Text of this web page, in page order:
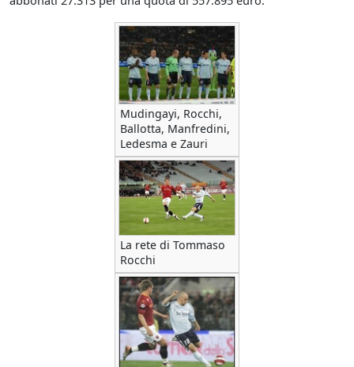
Mudingayi, Rocchi,
Ballotta, Manfredini,
Ledesma e Zauri
La rete di Tommaso
Rocchi